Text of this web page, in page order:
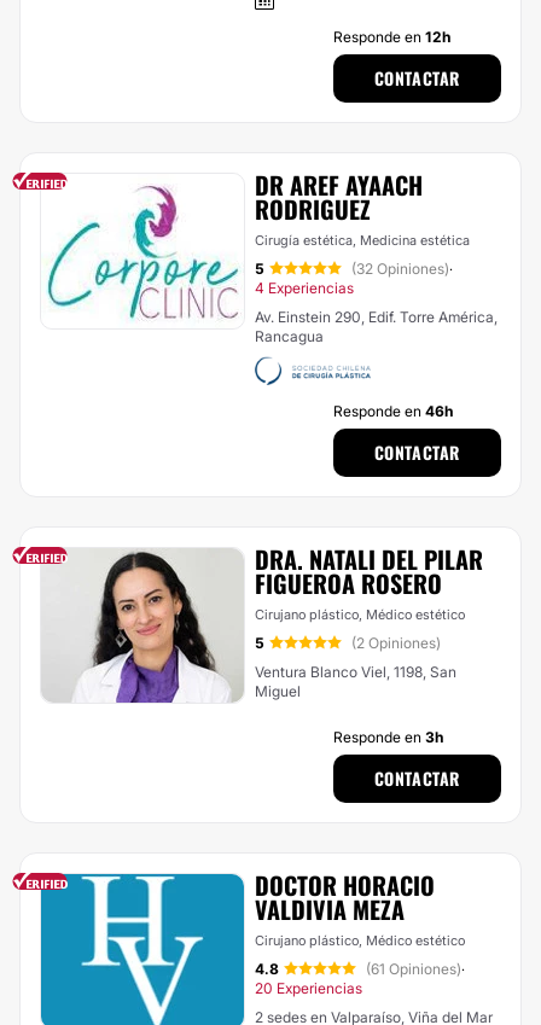
Responde en 12h
CONTACTAR
DR AREF AYAACH
RODRIGUEZ
Cirugía estética, Medicina estética
5 (32 Opiniones)·
4 Experiencias
Av. Einstein 290, Edif. Torre América,
Rancagua
Responde en 46h
CONTACTAR
DRA. NATALI DEL PILAR
FIGUEROA ROSERO
Cirujano plástico, Médico estético
5
(2 Opiniones)
Ventura Blanco Viel, 1198, San
Miguel
Responde en 3h
CONTACTAR
DOCTOR HORACIO
VALDIVIA MEZA
Cirujano plástico, Médico estético
4.8 (61 Opiniones)·
20 Experiencias
2 sedes en Valparaíso, Viña del Mar